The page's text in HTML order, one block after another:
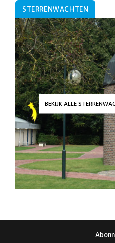
STERRENWACHTEN
BEKIJK ALLE